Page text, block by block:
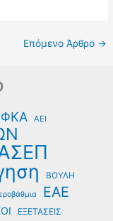
Επόμενο Άρθρο →
ΑΕΙ
ΒΟΥΛΗ
ΕΑΕ
ΕΞΕΤΑΣΕΙΣ